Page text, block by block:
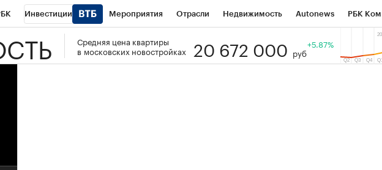
Инвестиции Мероприятия Отрасли Недвижимость Autonews РБК
Школа управления РБК РБК Образование Тренды
Средняя цена квартиры
в московских новостройках
20 672 000 руб
+5.87%